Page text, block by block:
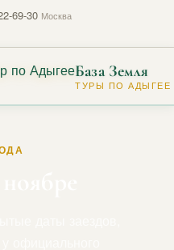
69-30 Москва
База Земля
ТУРЫ ПО АДЫГЕЕ